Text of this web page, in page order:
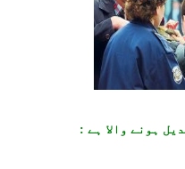
ہونے والا ہے :